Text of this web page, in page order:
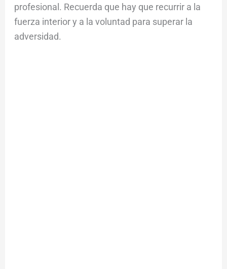
profesional. Recuerda que hay que recurrir a la
fuerza interior y a la voluntad para superar la
adversidad.